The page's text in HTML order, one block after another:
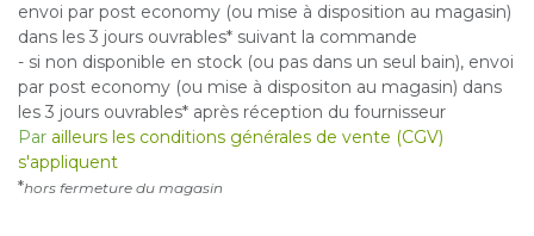
envoi par post economy (ou mise à disposition au magasin)
dans les 3 jours ouvrables* suivant la commande
- si non disponible en stock (ou pas dans un seul bain), envoi
par post economy (ou mise à dispositon au magasin) dans
les 3 jours ouvrables* après réception du fournisseur
Par ailleurs les conditions générales de vente (CGV)
s'appliquent
*hors fermeture du magasin